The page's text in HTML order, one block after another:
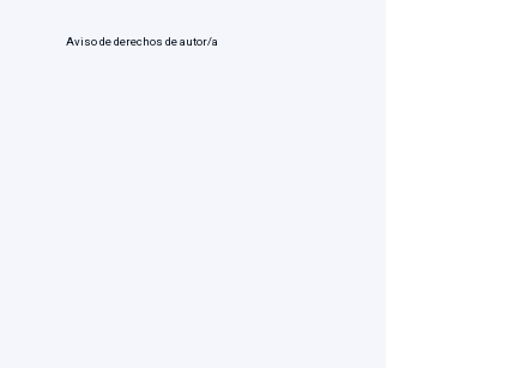
Aviso de derechos de autor/a